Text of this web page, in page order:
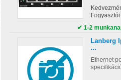
Fogyasztói
✔ 1-2
Lanberg
...
Ethernet